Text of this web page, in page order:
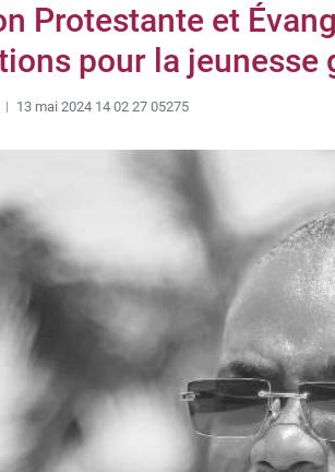
Protestante et
pour la jeunesse
13 mai 2024 14 02 27 05275